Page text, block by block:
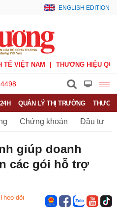
ENGLISH EDITION
TẾ VIỆT NAM THƯƠNG HIỆU
QUẢN LÝ THỊ TRƯỜNG
Chứng khoán Đầu tư
giúp doanh
các gói hỗ trợ
Theo dõi